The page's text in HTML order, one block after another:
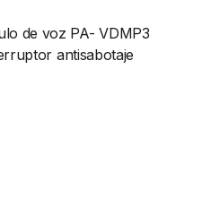
de voz PA- VDMP3
antisabotaje